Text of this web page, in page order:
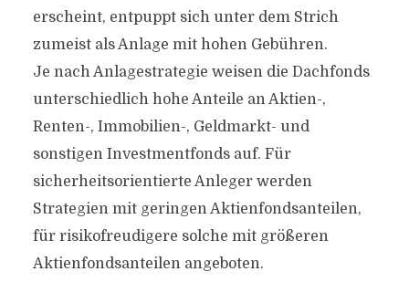
erscheint, entpuppt sich unter dem Strich
zumeist als Anlage mit hohen Gebühren.
Je nach Anlagestrategie weisen die Dachfonds
unterschiedlich hohe Anteile an Aktien-,
Renten-, Immobilien-, Geldmarkt- und
sonstigen Investmentfonds auf. Für
sicherheitsorientierte Anleger werden
Strategien mit geringen Aktienfondsanteilen,
für risikofreudigere solche mit größeren
Aktienfondsanteilen angeboten.